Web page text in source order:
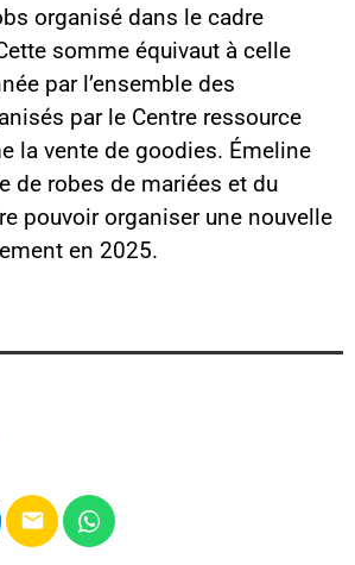
organisé dans le cadre
somme équivaut à celle
par l’ensemble des
par le Centre ressource
la vente de goodies. Émeline
de robes de mariées et du
pouvoir organiser une nouvelle
en 2025.
email